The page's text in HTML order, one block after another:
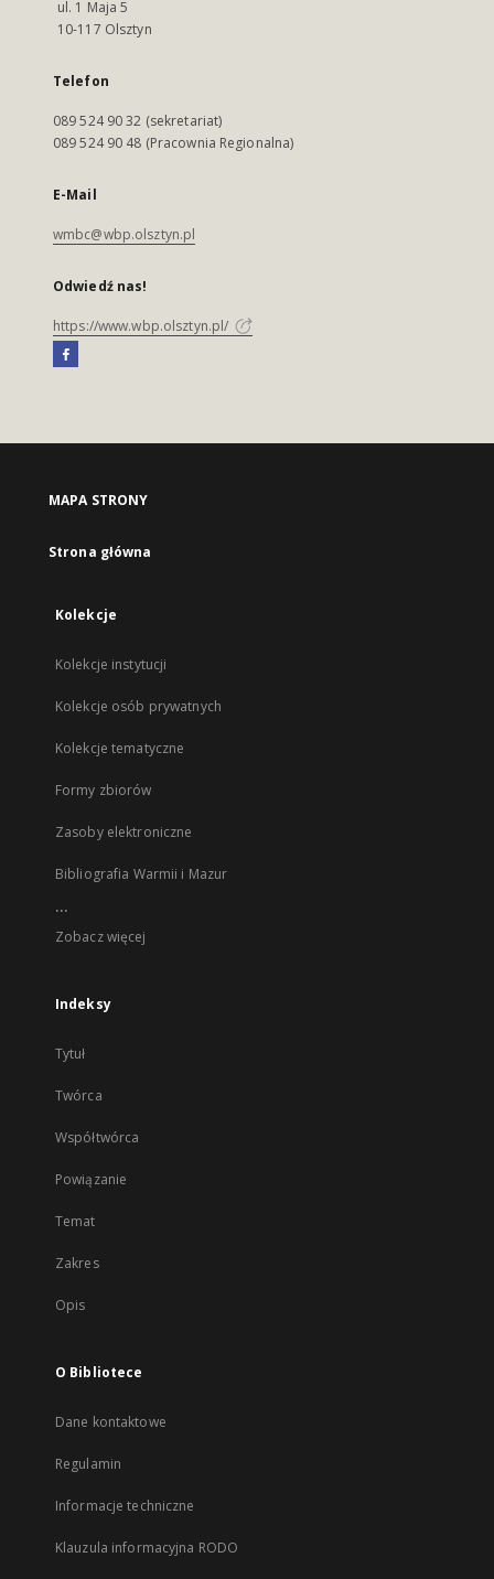
ul. 1 Maja 5
10-117 Olsztyn
Telefon
089 524 90 32 (sekretariat)
089 524 90 48 (Pracownia Regionalna)
E-Mail
wmbc@wbp.olsztyn.pl
Odwiedź nas!
https://www.wbp.olsztyn.pl/
MAPA STRONY
Strona główna
Kolekcje
Kolekcje instytucji
Kolekcje osób prywatnych
Kolekcje tematyczne
Formy zbiorów
Zasoby elektroniczne
Bibliografia Warmii i Mazur
...
Zobacz więcej
Indeksy
Tytuł
Twórca
Współtwórca
Powiązanie
Temat
Zakres
Opis
O Bibliotece
Dane kontaktowe
Regulamin
Informacje techniczne
Klauzula informacyjna RODO